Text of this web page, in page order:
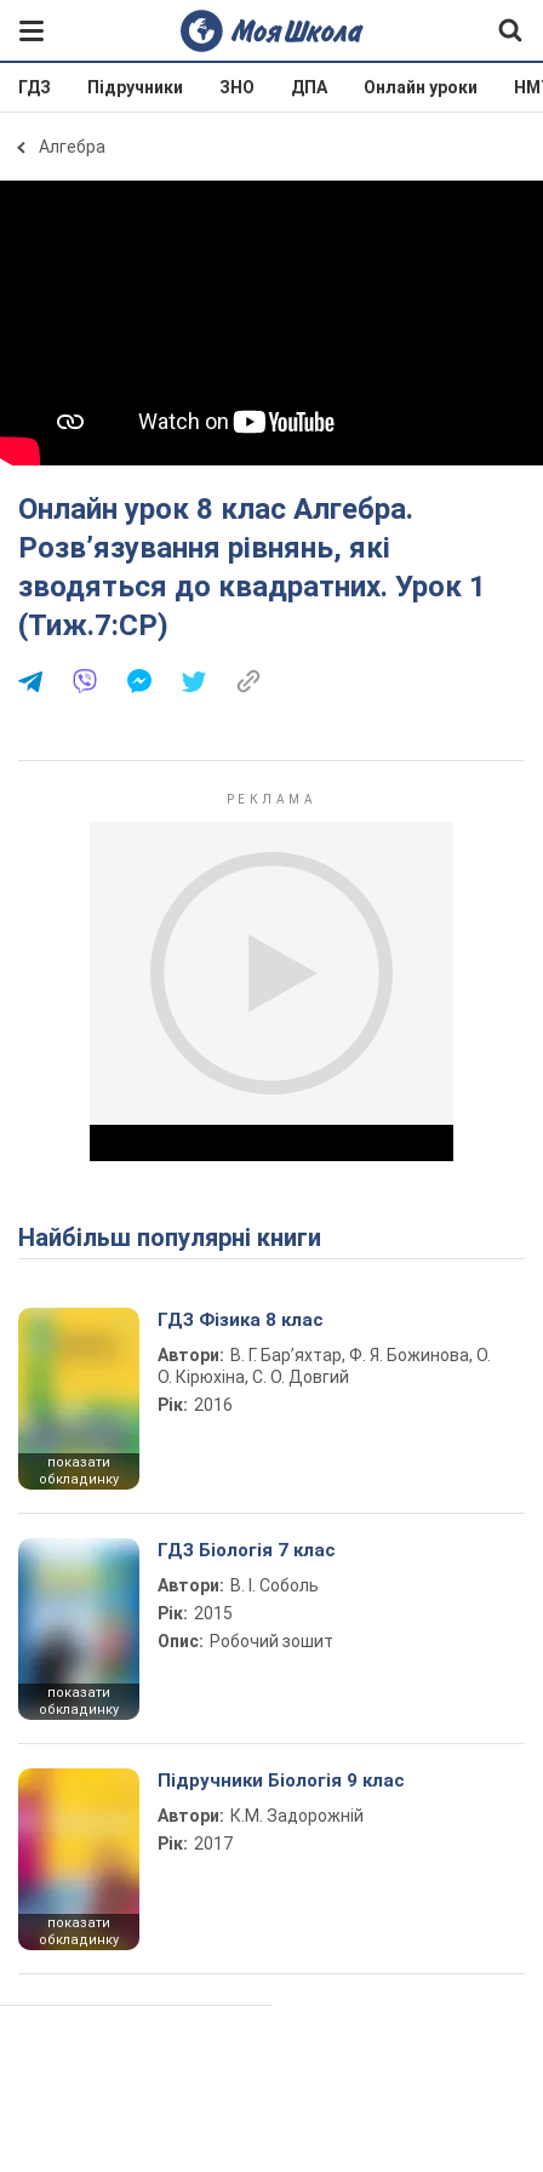
ГДЗ Підручники ЗНО ДПА Онлайн уроки
Алгебра
Онлайн урок 8 клас Алгебра.
Розв’язування рівнянь, які
зводяться до квадратних. Урок 1
(Тиж.7:СР)
Play Video
Найбільш популярні книги
показати
обкладинку
ГДЗ Фізика 8 клас
Автори: В. Г. Бар’яхтар, Ф. Я. Божинова, О.
О. Кірюхіна, С. О. Довгий
Рік: 2016
показати
обкладинку
ГДЗ Біологія 7 клас
Автори: В. І. Соболь
Рік: 2015
Опис: Робочий зошит
показати
обкладинку
Підручники Біологія 9 клас
Автори: К.М. Задорожній
Рік: 2017